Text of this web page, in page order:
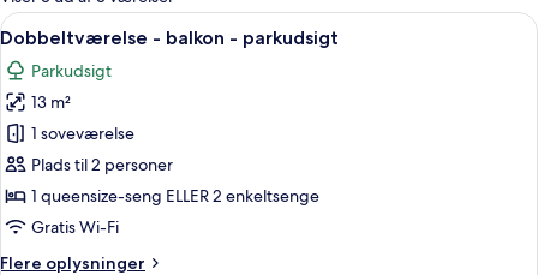
værelser
Indlæs
alle
billeder
af
Dobbeltværelse
-
balkon
-
Et moderne soveværelse med en
7
Dobbeltværelse - balkon - parkudsigt
Parkudsigt
13 m²
1 soveværelse
Plads til 2 personer
1 queensize-seng ELLER 2 enkeltsenge
Gratis Wi-Fi
Flere oplysninger
Flere